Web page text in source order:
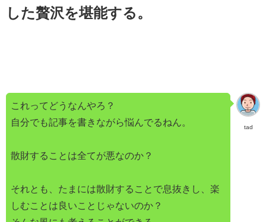
した贅沢を堪能する。
tad
これってどうなんやろ？
自分でも記事を書きながら悩んでるねん。
散財することは全てが悪なのか？
それとも、たまには散財することで息抜きし、楽
しむことは良いことじゃないのか？